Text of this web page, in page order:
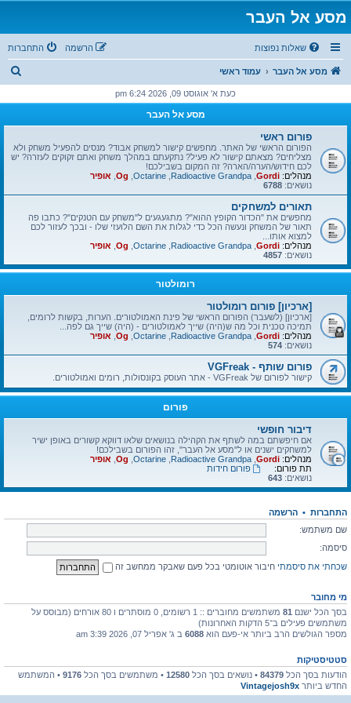
מסע אל העבר
שאלות נפוצות התחברות הרשמה
מסע אל העבר עמוד ראשי
ו
כעת א' אוגוסט 09, 2026 6:24 pm
מסע אל העבר
פורום ראשי
הפורום הראשי של האתר. מחפשים קישור למשחק אבוד? מנסים להפעיל משחק ולא
מצליחים? מצאתם קישור לא פעיל? נתקעתם במהלך משחק ואתם זקוקים לעזרה? יש
לכם חידוש/הערה/הארה? זה המקום בשבילכם!
מנהלים: Gordi
Radioactive Grandpa
Octarine
Og אופיר
נושאים: 6788
תאורים למשחקים
מחפשים את "הכדור הקופץ ההוא"? מתגעגעים ל"משחק עם הטנקים"? כתבו פה
תאור של המשחק ונעשה הכל כדי לגלות את השם הלועזי שלו - ובכך לעזור לכם
למצוא אותו...
מנהלים: Gordi
Radioactive Grandpa
Octarine
Og אופיר
נושאים: 4857
רומולטור
[ארכיון] פורום רומולטור
[ארכיון] (לשעבר) הפורום הראשי של פינת האמולטורים. הערות, בקשות לרומים,
תמיכה טכנית וכל מה ש(היה) שייך לאמולטורים - (היה) שייך גם לפה...
מנהלים: Gordi
Radioactive Grandpa
Octarine
Og אופיר
נושאים: 574
פורום שותף - VGFreak
קישור לפורום של VGFreak - אתר העוסק בקונסולות, רומים ואמולטורים.
פורום
דיבור חופשי
אם חיפשתם במה לשתף את הקהילה בנושאים שלאו דווקא קשורים באופן ישיר
למשחקים ישנים או ל"מסע אל העבר", זהו הפורום בשבילכם!
מנהלים: Gordi
Radioactive Grandpa
Octarine
Og אופיר
תת פורום:
פורום חידות
נושאים: 643
התחברות • הרשמה
שם משתמש:
סיסמה:
שכחתי את סיסמתי חיבור אוטומטי בכל פעם שאבקר ממחשב זה
מי מחובר
בסך הכל ישנם 81
משתמשים מחוברים :: 1 רשומים, 0 מוסתרים ו 80 אורחים (מבוסס על
משתמשים פעילים ב־5 הדקות האחרונות)
מספר הגולשים הרב ביותר אי-פעם הוא 6088 ב ג' אפריל 07, 2026 3:39 am
סטטיסטיקות
הודעות בסך הכל 84379 • נושאים בסך הכל 12580 • משתמשים בסך הכל 9176 • המשתמש
החדש ביותר Vintagejosh9x